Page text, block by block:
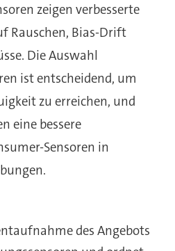
zeigen verbesserte
Rauschen, Bias-Drift
Die Auswahl
ist entscheidend, um
zu erreichen, und
eine bessere
Sensoren in
des Angebots